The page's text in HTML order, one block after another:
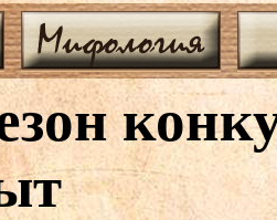
Мифология